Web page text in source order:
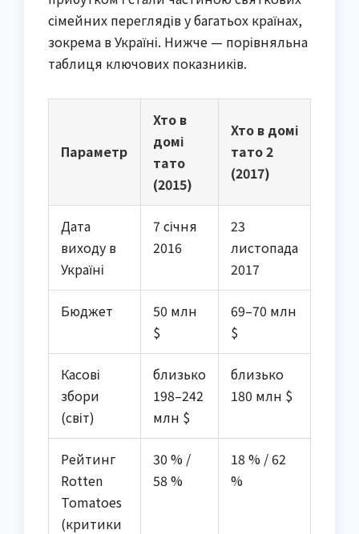
сімейних переглядів у багатьох країнах,
зокрема в Україні. Нижче — порівняльна
таблиця ключових показників.
Параметр
Хто в
домі
тато
(2015)
Хто в домі
тато 2
(2017)
Дата
виходу в
Україні
7 січня
2016
23
листопада
2017
Бюджет
50 млн
$
69–70 млн
$
Касові
збори
(світ)
близько
198–242
млн $
близько
180 млн $
Рейтинг
Rotten
Tomatoes
(критики
30 % /
58 %
18 % / 62
%